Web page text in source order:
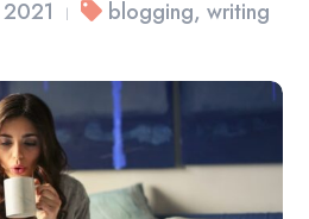
| blogging, writing